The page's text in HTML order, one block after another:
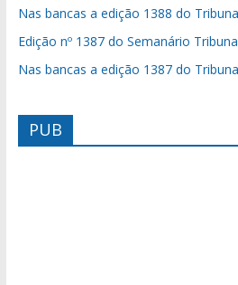
Nas bancas a edição 1388 do
Edição nº 1387 do Semanário
Nas bancas a edição 1387 do
PUB